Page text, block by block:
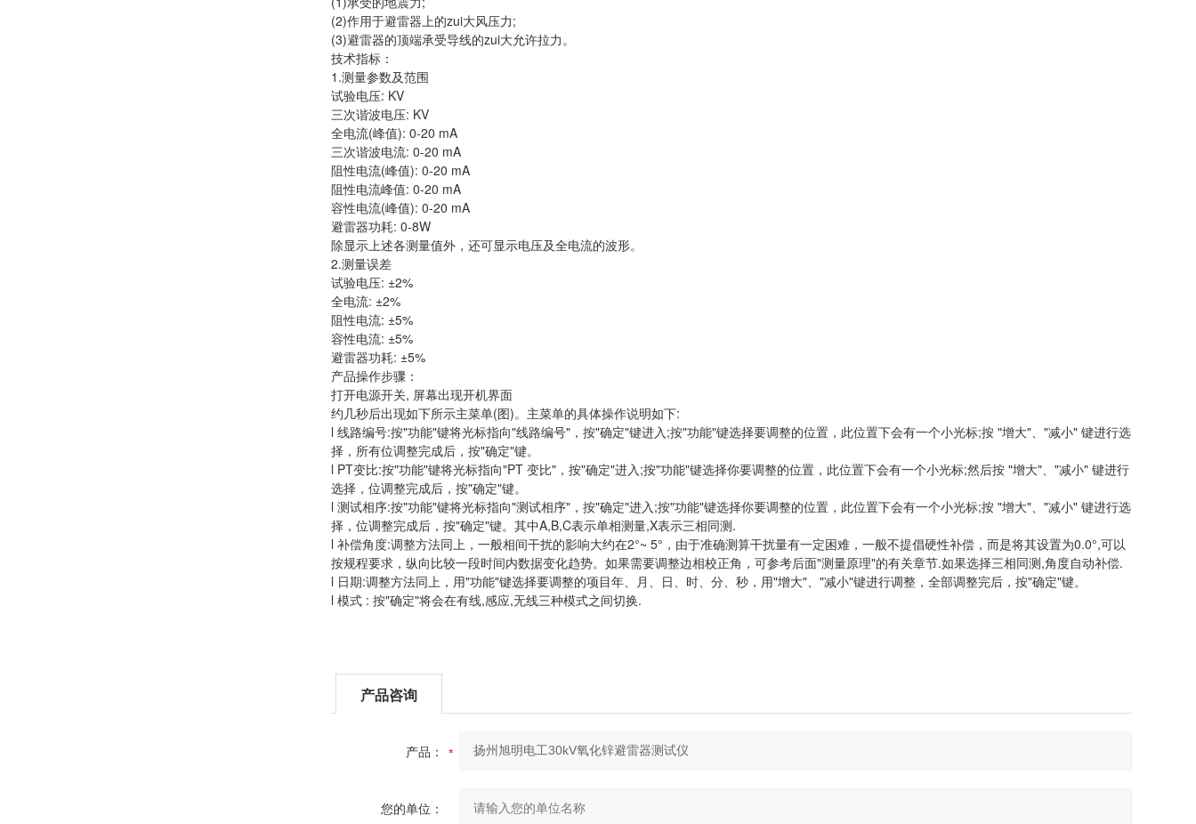
(2)作用于避雷器上的zui大风压力;
(3)避雷器的顶端承受导线的zui大允许拉力。
技术指标：
1.测量参数及范围
试验电压: KV
三次谐波电压: KV
全电流(峰值): 0-20 mA
三次谐波电流: 0-20 mA
阻性电流(峰值): 0-20 mA
阻性电流峰值: 0-20 mA
容性电流(峰值): 0-20 mA
避雷器功耗: 0-8W
除显示上述各测量值外，还可显示电压及全电流的波形。
2.测量误差
试验电压: ±2%
全电流: ±2%
阻性电流: ±5%
容性电流: ±5%
避雷器功耗: ±5%
产品操作步骤：
打开电源开关, 屏幕出现开机界面
约几秒后出现如下所示主菜单(图)。主菜单的具体操作说明如下:
l 线路编号:按"功能"键将光标指向"线路编号"，按"确定"键进入;按"功能"键选择要调整的位置，此位置下会有一个小光标;按 "增大"、"减小" 键进行选
择，所有位调整完成后，按"确定"键。
l PT变比:按"功能"键将光标指向"PT 变比"，按"确定"进入;按"功能"键选择你要调整的位置，此位置下会有一个小光标;然后按 "增大"、"减小" 键进行
选择，位调整完成后，按"确定"键。
l 测试相序:按"功能"键将光标指向"测试相序"，按"确定"进入;按"功能"键选择你要调整的位置，此位置下会有一个小光标;按 "增大"、"减小" 键进行选
择，位调整完成后，按"确定"键。其中A,B,C表示单相测量,X表示三相同测.
l 补偿角度:调整方法同上，一般相间干扰的影响大约在2°~ 5°，由于准确测算干扰量有一定困难，一般不提倡硬性补偿，而是将其设置为0.0°,可以
按规程要求，纵向比较一段时间内数据变化趋势。如果需要调整边相校正角，可参考后面"测量原理"的有关章节.如果选择三相同测,角度自动补偿.
l 日期:调整方法同上，用"功能"键选择要调整的项目年、月、日、时、分、秒，用"增大"、"减小"键进行调整，全部调整完后，按"确定"键。
l 模式 : 按"确定"将会在有线,感应,无线三种模式之间切换.
产品咨询
产品：
您的单位：